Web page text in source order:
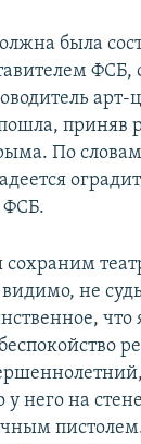
была
ФСБ,
арт-
приняв
По
ФСБ.
не
что
него на